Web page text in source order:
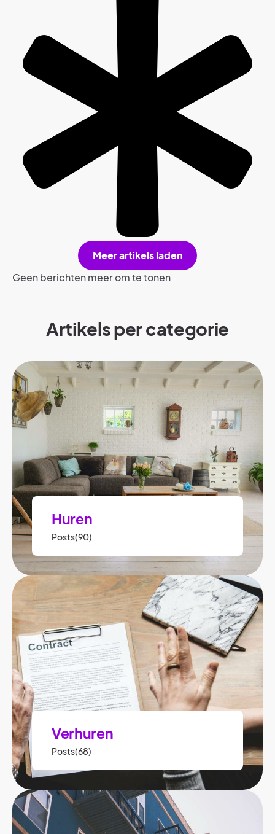
Meer artikels laden
Geen berichten meer om te tonen
Artikels per categorie​
Huren
Posts(90)
Verhuren
Posts(68)